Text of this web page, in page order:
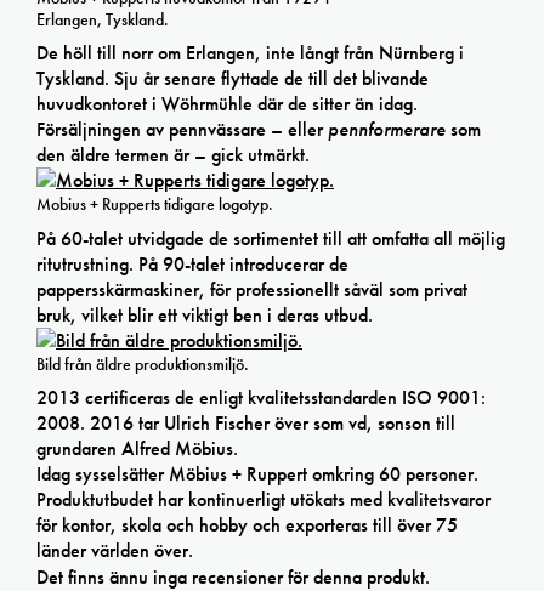
Erlangen, Tyskland.
De höll till norr om Erlangen, inte långt från Nürnberg i
Tyskland. Sju år senare flyttade de till det blivande
huvudkontoret i Wöhrmühle där de sitter än idag.
Försäljningen av pennvässare – ellerpennformeraresom
den äldre termen är – gick utmärkt.
Mobius + Rupperts tidigare logotyp.
På 60-talet utvidgade de sortimentet till att omfatta all möjlig
ritutrustning. På 90-talet introducerar de
pappersskärmaskiner, för professionellt såväl som privat
bruk, vilket blir ett viktigt ben i deras utbud.
Bild från äldre produktionsmiljö.
2013 certificeras de enligt kvalitetsstandarden ISO 9001:
2008. 2016 tar Ulrich Fischer över som vd, sonson till
grundaren Alfred Möbius.
Idag sysselsätter Möbius + Ruppert omkring 60 personer.
Produktutbudet har kontinuerligt utökats med kvalitetsvaror
för kontor, skola och hobby och exporteras till över 75
länder världen över.
Det finns ännu inga recensioner för denna produkt.